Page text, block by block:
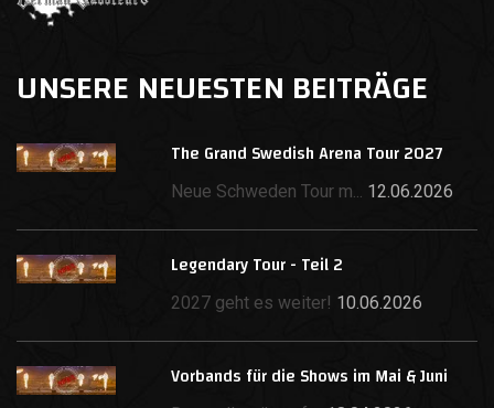
UNSERE NEUESTEN BEITRÄGE
The Grand Swedish Arena Tour 2027
Neue Schweden Tour m... 12.06.2026
Legendary Tour - Teil 2
2027 geht es weiter! 10.06.2026
Vorbands für die Shows im Mai & Juni